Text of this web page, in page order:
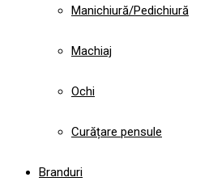
Manichiură/Pedichiură
Machiaj
Ochi
Curățare pensule
Branduri